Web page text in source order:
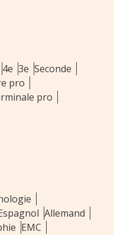
4e 3e Seconde
pro
pro
Allemand
EMC